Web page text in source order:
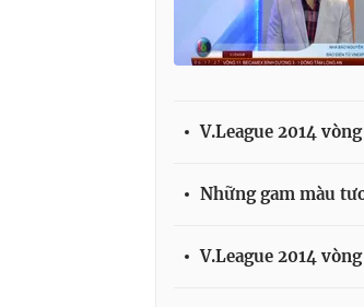
V.League 2014
Những gam màu
V.League 2014